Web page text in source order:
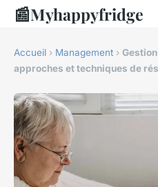
📰Myhappyfridge
Accueil › Management ›
approches et techniques de